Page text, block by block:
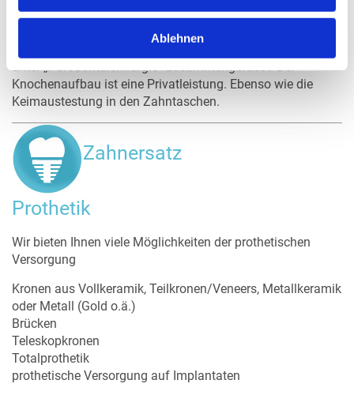
Ablehnen
notwendig werden. Unter Sichtkontrolle können die
Ablagerungen auf der Wurzeloberfläche entfernt werden.
Knochenaufbau ist eine Privatleistung. Ebenso wie die
Keimaustestung in den Zahntaschen.
Zahnersatz
Prothetik
Wir bieten Ihnen viele Möglichkeiten der prothetischen
Versorgung
Kronen aus Vollkeramik, Teilkronen/Veneers, Metallkeramik
oder Metall (Gold o.ä.)
Brücken
Teleskopkronen
Totalprothetik
prothetische Versorgung auf Implantaten